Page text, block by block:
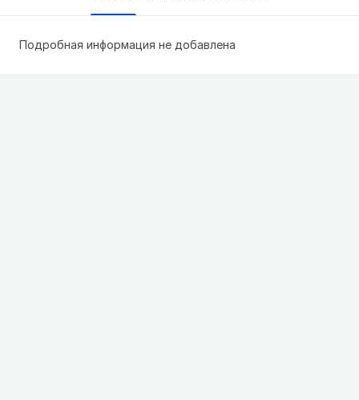
Подробная информация не добавлена